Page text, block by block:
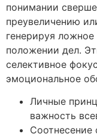
понимании
преувеличению
генерируя
положении дел.
селективное
эмоциональное
Личные
важность